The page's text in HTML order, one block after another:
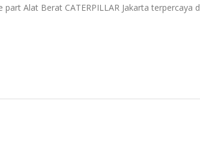
Alat Berat CATERPILLAR Jakarta terpercaya